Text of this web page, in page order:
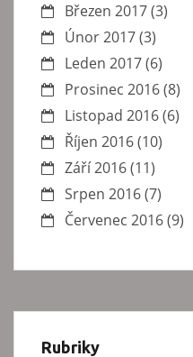
Březen 2017(3)
Únor 2017(3)
Leden 2017(6)
Prosinec 2016(8)
Listopad 2016(6)
Říjen 2016(10)
Září 2016(11)
Srpen 2016(7)
Červenec 2016(9)
Rubriky